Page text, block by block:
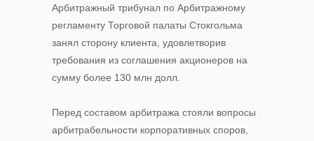
Арбитражный трибунал по Арбитражному
регламенту Торговой палаты Стокгольма
занял сторону клиента, удовлетворив
требования из соглашения акционеров на
сумму более 130 млн долл.
Перед составом арбитража стояли вопросы
арбитрабельности корпоративных споров,